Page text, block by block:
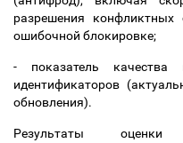
разрешения
ошибочной блокировке;
- показатель качества
идентификаторов
обновления).
Результаты оценки